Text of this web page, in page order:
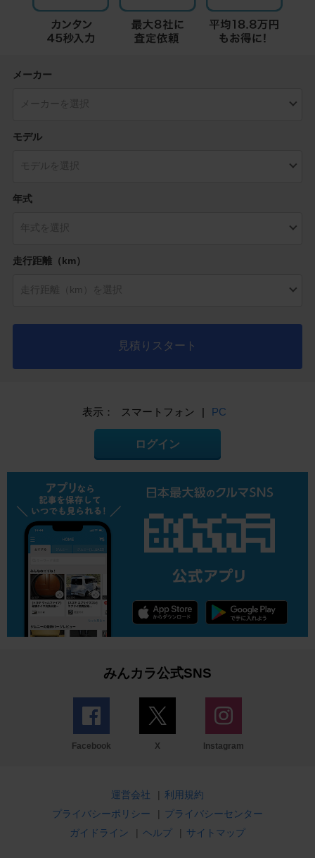
メーカー
モデル
年式
走行距離（km）
見積りスタート
表示： スマートフォン | PC
ログイン
みんカラ公式SNS
Facebook X Instagram
運営会社 | 利用規約
プライバシーポリシー
| プライバシーセンター
ガイドライン
| ヘルプ | サイトマップ